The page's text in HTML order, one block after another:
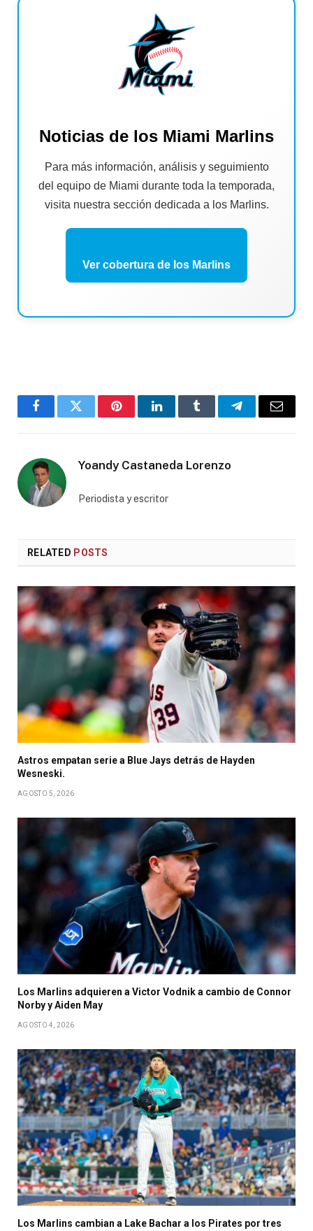
Noticias de los Miami Marlins
Para más información, análisis y seguimiento
del equipo de Miami durante toda la temporada,
visita nuestra sección dedicada a los Marlins.
Ver cobertura de los Marlins
FacebookTwitter PinterestLinkedInTumblr TelegramEmail
Yoandy Castaneda Lorenzo
Periodista y escritor
RELATED POSTS
Astros empatan serie a Blue Jays detrás de Hayden
Wesneski.
AGOSTO 5, 2026
Los Marlins adquieren a Victor Vodnik a cambio de Connor
Norby y Aiden May
AGOSTO 4, 2026
Los Marlins cambian a Lake Bachar a los Pirates por tres